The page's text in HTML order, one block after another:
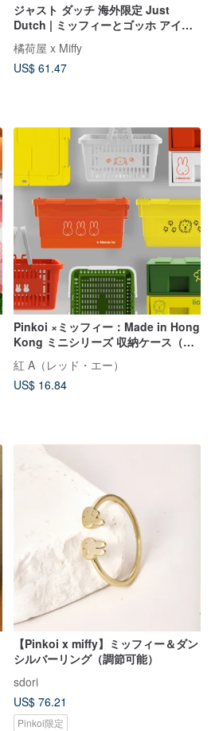
ジャスト ダッチ 海外限定 Just
Dutch | ミッフィーとゴッホ アイリ
ス ドレス 編みぐるみ
橘荷屋 x Miffy
US$ 61.47
Pinkoi ×ミッフィー：Made in Hong
Kong ミニシリーズ 収納ケース（台
湾・香港・マカオ・日本で限定販
売）
紅 A（レッド・エー）
US$ 16.84
【Pinkoi x miffy】ミッフィー＆ダン
シルバーリング（調節可能）
sdori
US$ 76.21
Pinkoi限定